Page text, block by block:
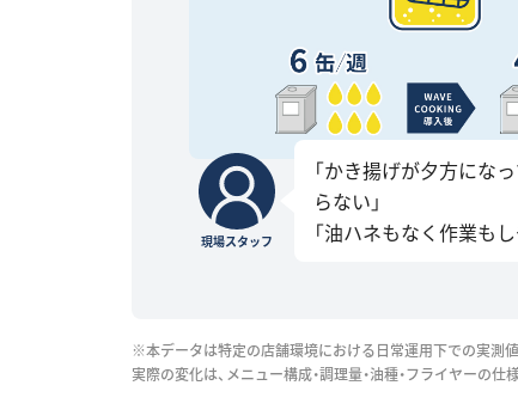
現場スタッフ
「かき揚げが夕方にな
らない」
「油ハネもなく作業もし
※本データは特定の店舗環境における日常運用下での実測
実際の変化は、メニュー構成・調理量・油種・フライヤーの仕